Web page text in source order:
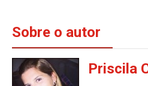
Sobre o autor
Priscila